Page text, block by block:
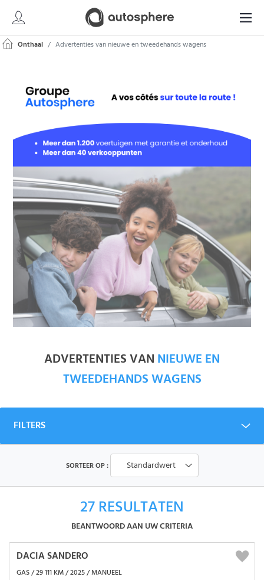
Onthaal Advertenties van nieuwe en tweedehands wagens
ADVERTENTIES VAN NIEUWE EN
TWEEDEHANDS WAGENS
FILTERS
27RESULTATEN
BEANTWOORD AAN UW CRITERIA
SORTEER OP : Standardwert
DACIA SANDERO
GAS / 29 111 KM / 2025 / MANUEEL